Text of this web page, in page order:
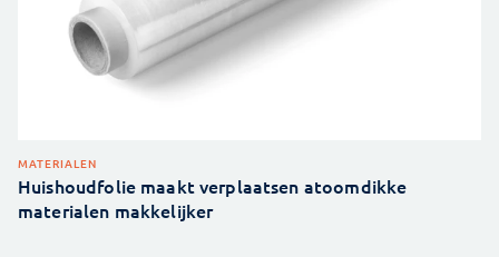
MATERIALEN
Huishoudfolie maakt verplaatsen atoomdikke
materialen makkelijker